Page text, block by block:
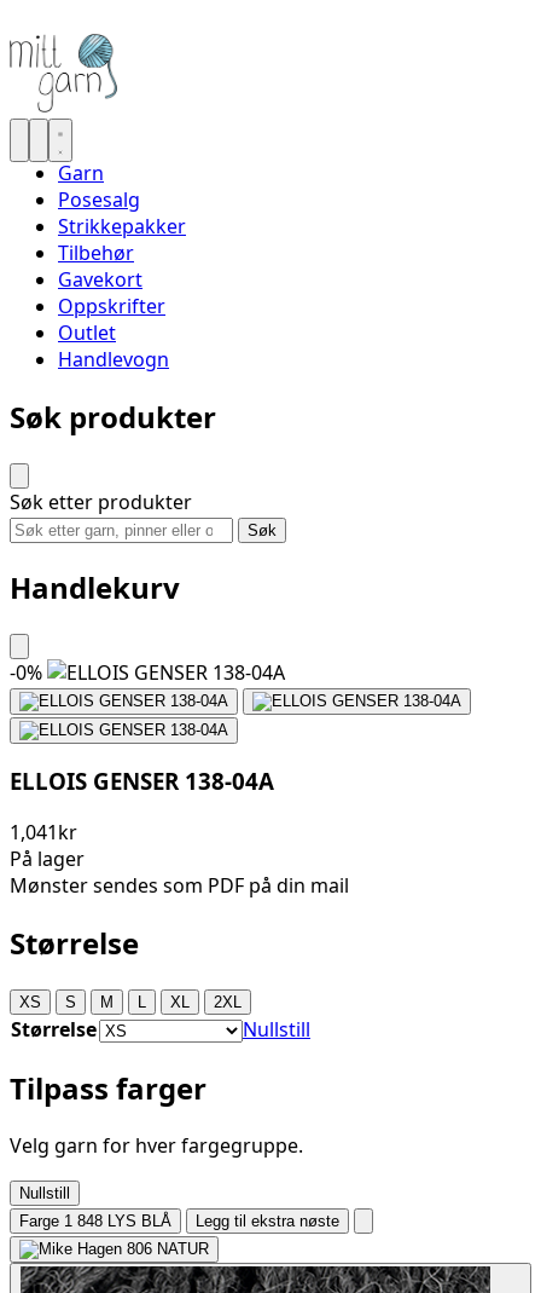
Garn
Posesalg
Strikkepakker
Tilbehør
Gavekort
Oppskrifter
Outlet
Handlevogn
Søk produkter
Søk etter produkter
Søk
Handlekurv
-0%
ELLOIS GENSER 138-04A
1,041kr
På lager
Mønster sendes som PDF på din mail
Størrelse
XS S M XL 2XL
Størrelse Nullstill
Tilpass farger
Velg garn for hver fargegruppe.
Nullstill
Farge 1 848 LYS BLÅ
Legg til ekstra nøste
806 NATUR